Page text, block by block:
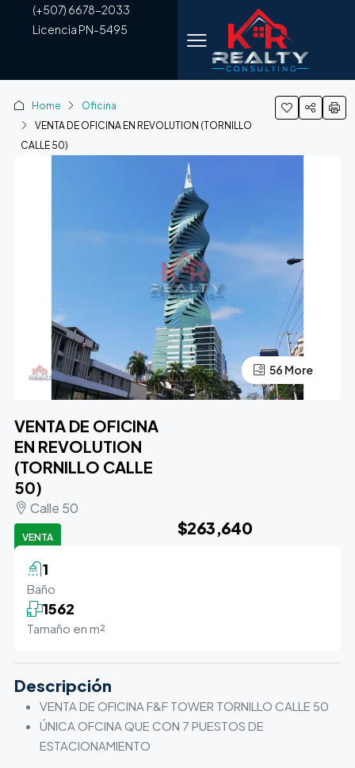
(+507) 6678-2033
Licencia PN-5495
Home
Oficina
VENTA DE OFICINA EN REVOLUTION (TORNILLO
CALLE 50)
52 More
56 More
VENTA DE OFICINA
EN REVOLUTION
(TORNILLO CALLE
50)
Calle 50
VENTA $263,640
Baño
1
Tamaño en m²
1562
Descripción
VENTA DE OFICINA F&F TOWER TORNILLO CALLE 50
ÚNICA OFCINA QUE CON 7 PUESTOS DE
ESTACIONAMIENTO